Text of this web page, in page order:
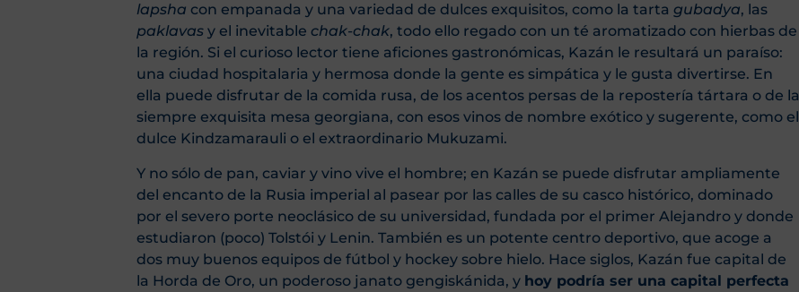
lapsha con empanada y una variedad de dulces exquisitos, como la tarta gubadya, las
paklavas y el inevitable chak-chak, todo ello regado con un té aromatizado con hierbas de
la región. Si el curioso lector tiene aficiones gastronómicas, Kazán le resultará un paraíso:
una ciudad hospitalaria y hermosa donde la gente es simpática y le gusta divertirse. En
ella puede disfrutar de la comida rusa, de los acentos persas de la repostería tártara o de la
siempre exquisita mesa georgiana, con esos vinos de nombre exótico y sugerente, como el
dulce Kindzamarauli o el extraordinario Mukuzami.
Y no sólo de pan, caviar y vino vive el hombre; en Kazán se puede disfrutar ampliamente
del encanto de la Rusia imperial al pasear por las calles de su casco histórico, dominado
por el severo porte neoclásico de su universidad, fundada por el primer Alejandro y donde
estudiaron (poco) Tolstói y Lenin. También es un potente centro deportivo, que acoge a
dos muy buenos equipos de fútbol y hockey sobre hielo. Hace siglos, Kazán fue capital de
la Horda de Oro, un poderoso janato gengiskánida, y hoy podría ser una capital perfecta